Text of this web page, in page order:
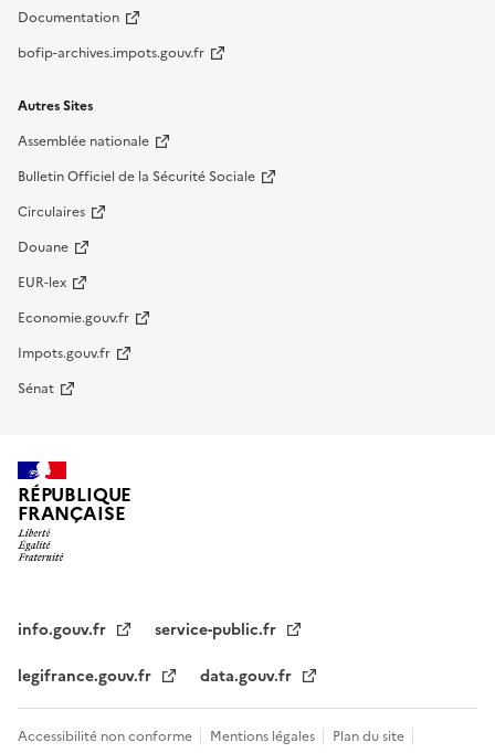
Documentation
bofip-archives.impots.gouv.fr
Autres Sites
Assemblée nationale
Bulletin Officiel de la Sécurité Sociale
Circulaires
Douane
EUR-lex
Economie.gouv.fr
Impots.gouv.fr
Sénat
RÉPUBLIQUE
FRANÇAISE
info.gouv.fr
service-public.fr
legifrance.gouv.fr
data.gouv.fr
Accessibilité non conforme Mentions légales Plan du site